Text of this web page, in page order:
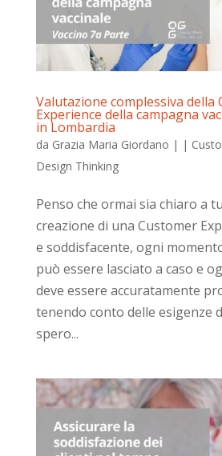
Valutazione complessiva della
Experience della campagna
in Lombardia
da Grazia Maria Giordano | |
Design Thinking
Penso che ormai sia chiaro a
creazione di una Customer
e soddisfacente, ogni
può essere lasciato a caso e
deve essere accuratamente
tenendo conto delle esigenze
spero...